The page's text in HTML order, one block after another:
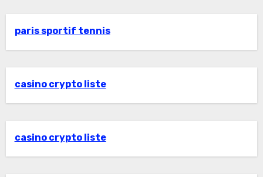
paris sportif tennis
casino crypto liste
casino crypto liste